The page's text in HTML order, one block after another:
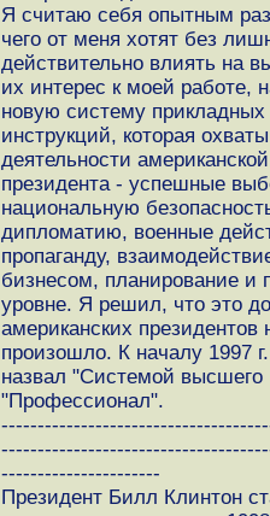
Я считаю себя опытным
чего от меня хотят без
действительно влиять на
их интерес к моей работе,
новую систему
инструкций, которая
деятельности
президента - успешные
национальную
дипломатию, военные
пропаганду,
бизнесом, планирование
уровне. Я решил, что это
американских
произошло. К началу 1997
назвал "Системой высшего
"Профессионал".
----------------------
Президент Билл Клинтон